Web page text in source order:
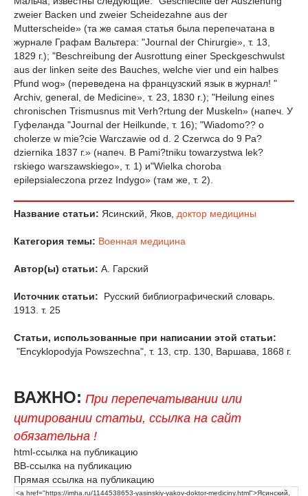
zweier Backen und zweier Scheidezahne aus der
Mutterscheide» (та же самая статья была перепечатана в
журнале Графам Вальтера: "Journal der Chirurgie», т. 13,
1829 г.); "Beschreibung der Ausrottung einer Speckgeschwulst
aus der linken seite des Bauches, welche vier und ein halbes
Pfund wog» (переведена на французский язык в журнал! "
Archiv, general, de Medicine», т. 23, 1830 r.); "Heilung eines
chronischen Trismusnus mit Verh?rtung der Muskeln» (напеч. У
Гуфеланда "Journal der Heilkunde, т. 16); "Wiadomo?? o
cholerze w mie?cie Warczawie od d. 2 Czerwca do 9 Pa?
dziernika 1837 г.» (напеч. В Pami?tniku towarzystwa lek?
rskiego warszawskiego», т. 1) и"Wielka choroba
epilepsialeczona przez Indygo» (там же, т. 2).
Название статьи: Ясинский, Яков, доктор медицины
Категория темы: Военная медицина
Автор(ы) статьи: А. Гарский
Источник статьи:
Русский библиографический словарь.
1913. т. 25
Статьи, использованные при написании этой статьи:
"Encyklopodyja Powszechna", т. 13, стр. 130, Варшава, 1868 г.
ВАЖНО: При перепечатывании или
цитировании статьи, ссылка на сайт
обязательна !
html-ссылка на публикацию
BB-ссылка на публикацию
Прямая ссылка на публикацию